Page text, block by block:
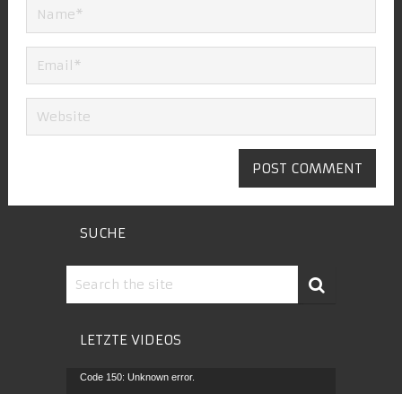
SUCHE
LETZTE VIDEOS
Video-
Code 150: Unknown error.